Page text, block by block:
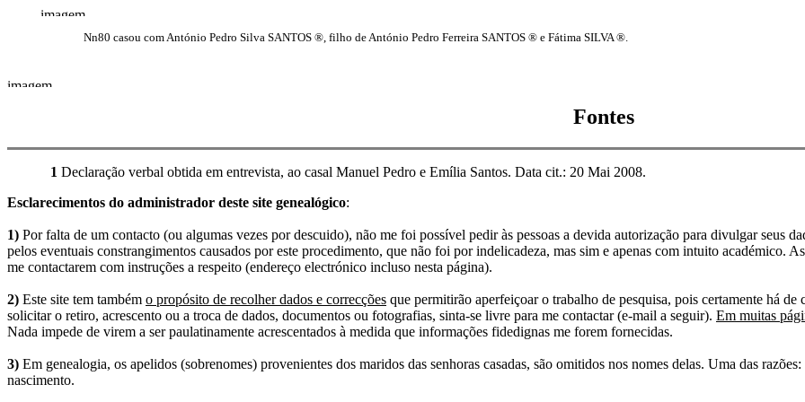
Nn80 casou com António Pedro Silva SANTOS ®, filho de António Pedro Ferreira SANTOS ® e Fátima SILVA ®.
Fontes
1 Declaração verbal obtida em entrevista, ao casal Manuel Pedro e Emília Santos. Data cit.: 20 Mai 2008.
Esclarecimentos do administrador deste site genealógico:
1) Por falta de um contacto (ou algumas vezes por descuido), não me foi possível pedir às pessoas a devida autorização para divulgar seus
pelos eventuais constrangimentos causados por este procedimento, que não foi por indelicadeza, mas sim e apenas com intuito académico.
me contactarem com instruções a respeito (endereço electrónico incluso nesta página).
2) Este site tem também o propósito de recolher dados e correcções que permitirão aperfeiçoar o trabalho de pesquisa, pois certamente há
solicitar o retiro, acrescento ou a troca de dados, documentos ou fotografias, sinta-se livre para me contactar (e-mail a seguir). Em muitas
Nada impede de virem a ser paulatinamente acrescentados à medida que informações fidedignas me forem fornecidas.
3) Em genealogia, os apelidos (sobrenomes) provenientes dos maridos das senhoras casadas, são omitidos nos nomes delas. Uma das
nascimento.